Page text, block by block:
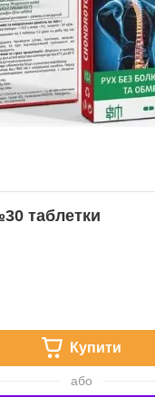
таблетки
Купити
або